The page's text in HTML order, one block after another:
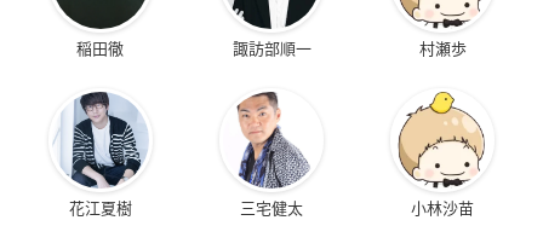
稲田徹 諏訪部順一 村瀬歩
花江夏樹 三宅健太 小林沙苗